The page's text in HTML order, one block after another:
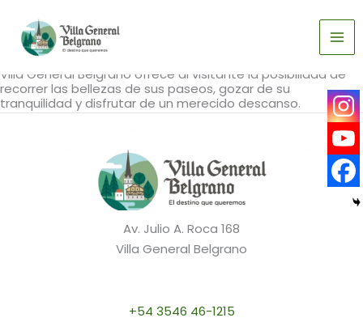
contenido
Paseos
Opciones para conocer el pueblo
Villa General Belgrano ofrece al visitante la posibilidad de
recorrer las bellezas de sus paseos, gozar de su
tranquilidad y disfrutar de un merecido descanso.
Av. Julio A. Roca 168
Villa General Belgrano
+54 3546 46-1215